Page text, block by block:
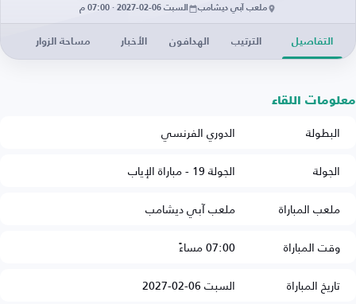
ملعب آبي ديشامب السبت 06-02-2027 · 07:00 م
التفاصيل الترتيب الهدافون الأخبار مساحة الزوار
معلومات اللقاء
البطولة
الدوري الفرنسي
الجولة
الجولة 19 - مباراة الإياب
ملعب المباراة
ملعب آبي ديشامب
وقت المباراة
07:00 مساءً
تاريخ المباراة
السبت 06-02-2027